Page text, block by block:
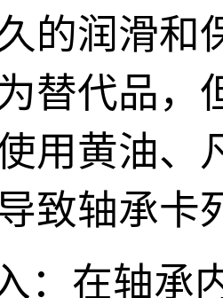
的润滑和
替代品，
用黄油、
致轴承卡
：在轴承